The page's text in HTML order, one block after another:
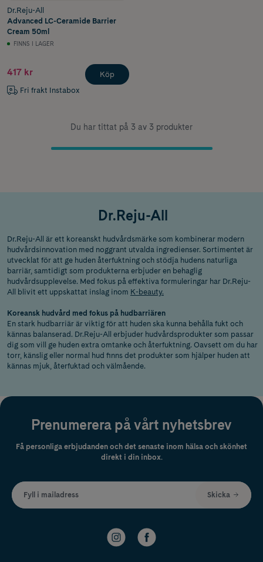
Dr.Reju-All
Advanced LC-Ceramide Barrier
Cream 50ml
FINNS I LAGER
417 kr
Fri frakt Instabox
Köp
Du har tittat på 3 av 3 produkter
Dr.Reju-All
Dr.Reju-All är ett koreanskt hudvårdsmärke som kombinerar modern
hudvårdsinnovation med noggrant utvalda ingredienser. Sortimentet är
utvecklat för att ge huden återfuktning och stödja hudens naturliga
barriär, samtidigt som produkterna erbjuder en behaglig
hudvårdsupplevelse. Med fokus på effektiva formuleringar har Dr.Reju-
All blivit ett uppskattat inslag inom K-beauty.
Koreansk hudvård med fokus på hudbarriären
En stark hudbarriär är viktig för att huden ska kunna behålla fukt och
kännas balanserad. Dr.Reju-All erbjuder hudvårdsprodukter som passar
dig som vill ge huden extra omtanke och återfuktning. Oavsett om du har
torr, känslig eller normal hud finns det produkter som hjälper huden att
kännas mjuk, återfuktad och välmående.
Prenumerera på vårt nyhetsbrev
Få personliga erbjudanden och det senaste inom hälsa och skönhet
direkt i din inbox.
Fyll i mailadress Skicka